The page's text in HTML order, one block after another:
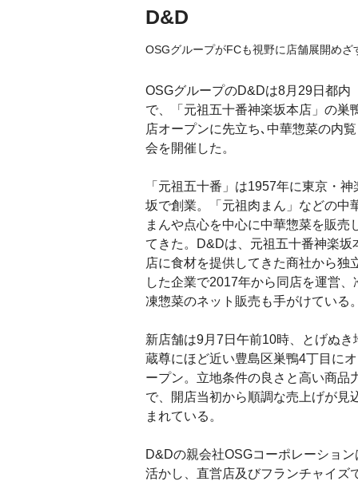
D&D
OSGグループがFCも視野に店舗展開めざ
OSGグループのD&Dは8月29日都内
で、「元祖五十番神楽坂本店」の巣
店オープンに先立ち､中華惣菜の内覧
会を開催した。
「元祖五十番」は1957年に東京・神
坂で創業。「元祖肉まん」などの中
まんや点心を中心に中華惣菜を販売
てきた。D&Dは、元祖五十番神楽坂
店に食材を提供してきた商社から独
した企業で2017年から同店を運営、
凍惣菜のネット販売も手がけている
新店舗は9月7日午前10時、とげぬき
蔵尊にほど近い豊島区巣鴨4丁目にオ
ープン。立地条件の良さと高い商品
で、開店当初から順調な売上げが見
まれている。
D&Dの親会社OSGコーポレーショ
活かし、直営店及びフランチャイズ